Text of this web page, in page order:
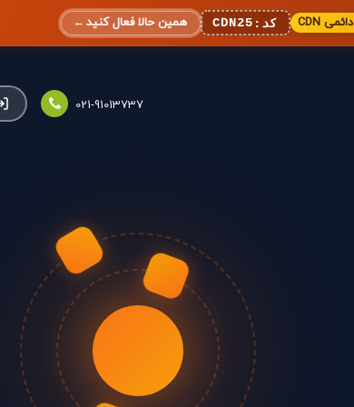
کد: CDN25 همین حالا فعال کنید←
021-91013737